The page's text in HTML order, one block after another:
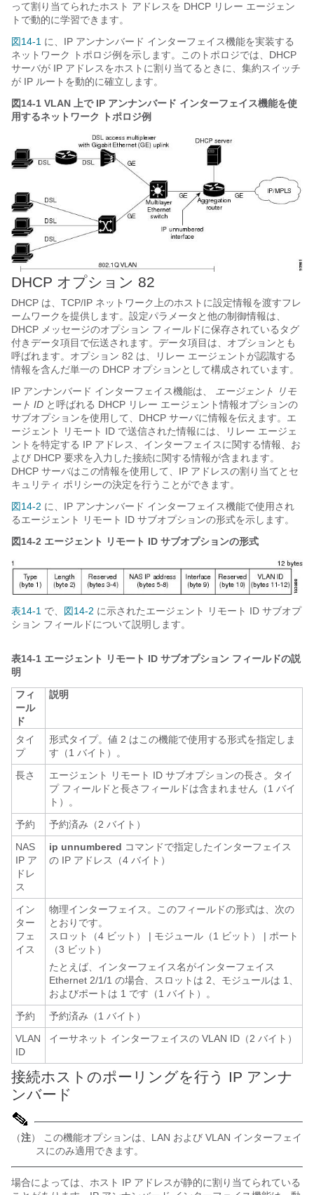
って割り当てられたホスト アドレスを DHCP リレー エージェン
トで動的に学習できます。
図14-1 に、IP アンナンバード インターフェイス機能を実装する
ネットワーク トポロジ例を示します。このトポロジでは、DHCP
サーバが IP アドレスをホストに割り当てるときに、集約スイッチ
が IP ルートを動的に確立します。
図14-1 VLAN 上で IP アンナンバード インターフェイス機能を使
用するネットワーク トポロジ例
DHCP オプション 82
DHCP は、TCP/IP ネットワーク上のホストに設定情報を渡すフレ
ームワークを提供します。設定パラメータと他の制御情報は、
DHCP メッセージのオプション フィールドに保存されているタグ
付きデータ項目で伝送されます。データ項目は、オプションとも
呼ばれます。オプション 82 は、リレー エージェントが認識する
情報を含んだ単一の DHCP オプションとして構成されています。
IP アンナンバード インターフェイス機能は、
エージェント リモ
ート ID と呼ばれる DHCP リレー エージェント情報オプションの
サブオプションを使用して、DHCP サーバに情報を伝えます。エ
ージェント リモート ID で送信された情報には、リレー エージェ
ントを特定する IP アドレス、インターフェイスに関する情報、お
よび DHCP 要求を入力した接続に関する情報が含まれます。
DHCP サーバはこの情報を使用して、IP アドレスの割り当てとセ
キュリティ ポリシーの決定を行うことができます。
図14-2 に、IP アンナンバード インターフェイス機能で使用され
るエージェント リモート ID サブオプションの形式を示します。
図14-2 エージェント リモート ID サブオプションの形式
表14-1 で、 図14-2 に示されたエージェント リモート ID サブオプ
ション フィールドについて説明します。
表14-1 エージェント リモート ID サブオプション フィールドの説
明
フィ
ール
ド
説明
タイ
プ
形式タイプ。値 2 はこの機能で使用する形式を指定しま
す（1 バイト）。
長さ
エージェント リモート ID サブオプションの長さ。タイ
プ フィールドと長さフィールドは含まれません（1 バイ
ト）。
予約
予約済み（2 バイト）
NAS
IP ア
ドレ
ス
ip unnumbered コマンドで指定したインターフェイス
の IP アドレス（4 バイト）
イン
ター
フェ
イス
物理インターフェイス。このフィールドの形式は、次の
とおりです。
スロット（4 ビット） | モジュール（1 ビット） | ポート
（3 ビット）
たとえば、インターフェイス名がインターフェイス
Ethernet 2/1/1 の場合、スロットは 2、モジュールは 1、
およびポートは 1 です（1 バイト）。
予約
予約済み（1 バイト）
VLAN
ID
イーサネット インターフェイスの VLAN ID（2 バイト）
接続ホストのポーリングを行う IP アンナ
ンバード
（注） この機能オプションは、LAN および VLAN インターフェイ
スにのみ適用できます。
場合によっては、ホスト IP アドレスが静的に割り当てられている